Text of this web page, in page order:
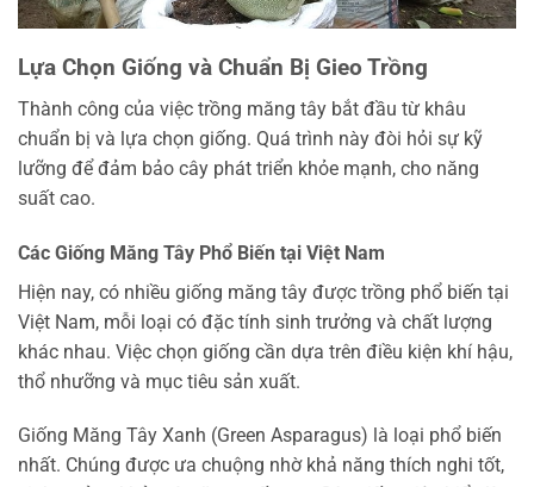
Lựa Chọn Giống và Chuẩn Bị Gieo Trồng
Thành công của việc trồng măng tây bắt đầu từ khâu
chuẩn bị và lựa chọn giống. Quá trình này đòi hỏi sự kỹ
lưỡng để đảm bảo cây phát triển khỏe mạnh, cho năng
suất cao.
Các Giống Măng Tây Phổ Biến tại Việt Nam
Hiện nay, có nhiều giống măng tây được trồng phổ biến tại
Việt Nam, mỗi loại có đặc tính sinh trưởng và chất lượng
khác nhau. Việc chọn giống cần dựa trên điều kiện khí hậu,
thổ nhưỡng và mục tiêu sản xuất.
Giống Măng Tây Xanh (Green Asparagus) là loại phổ biến
nhất. Chúng được ưa chuộng nhờ khả năng thích nghi tốt,